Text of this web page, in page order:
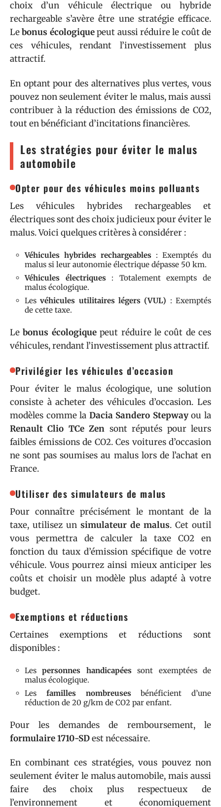
choix d’un véhicule électrique ou hybride
rechargeable s’avère être une stratégie efficace.
Lebonus écologiquepeut aussi réduire le coût de
ces véhicules, rendant l’investissement plus
attractif.
En optant pour des alternatives plus vertes, vous
pouvez non seulement éviter le malus, mais aussi
contribuer à la réduction des émissions de CO2,
tout en bénéficiant d’incitations financières.
Les stratégies pour éviter le malus
automobile
Opter pour des véhicules moins polluants
Les véhicules hybrides rechargeables et
électriques sont des choix judicieux pour éviter le
malus. Voici quelques critères à considérer :
Véhicules hybrides rechargeables : Exemptés du
malus si leur autonomie électrique dépasse 50 km.
Véhicules électriques: Totalement exempts de
malus écologique.
Lesvéhicules utilitaires légers (VUL) : Exemptés
de cette taxe.
Lebonus écologiquepeut réduire le coût de ces
véhicules, rendant l’investissement plus attractif.
Privilégier les véhicules d’occasion
Pour éviter le malus écologique, une solution
consiste à acheter des véhicules d’occasion. Les
modèles comme la Dacia Sandero Stepwayou la
Renault Clio TCe Zen sont réputés pour leurs
faibles émissions de CO2. Ces voitures d’occasion
ne sont pas soumises au malus lors de l’achat en
France.
Utiliser des simulateurs de malus
Pour connaître précisément le montant de la
taxe, utilisez un simulateur de malus. Cet outil
vous permettra de calculer la taxe CO2 en
fonction du taux d’émission spécifique de votre
véhicule. Vous pourrez ainsi mieux anticiper les
coûts et choisir un modèle plus adapté à votre
budget.
Exemptions et réductions
Certaines exemptions et réductions sont
disponibles :
Lespersonnes handicapéessont exemptées de
malus écologique.
Les familles nombreusesbénéficient d’une
réduction de 20 g/km de CO2 par enfant.
Pour les demandes de remboursement, le
formulaire 1710-SDest nécessaire.
En combinant ces stratégies, vous pouvez non
seulement éviter le malus automobile, mais aussi
faire des choix plus respectueux de
l’environnement et économiquement